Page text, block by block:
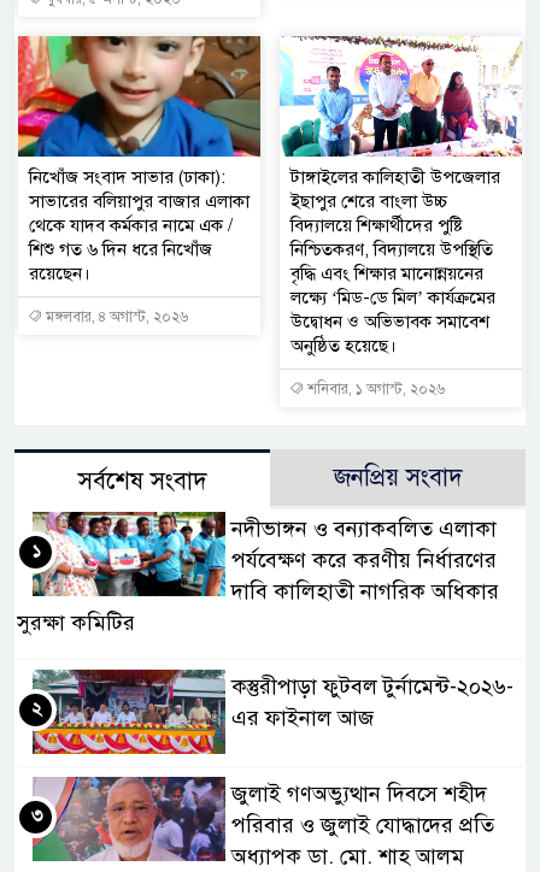
নিখোঁজ সংবাদ সাভার (ঢাকা):
সাভারের বলিয়াপুর বাজার এলাকা
থেকে যাদব কর্মকার নামে এক /
শিশু গত ৬ দিন ধরে নিখোঁজ
রয়েছেন।
মঙ্গলবার, ৪ অগাস্ট, ২০২৬
টাঙ্গাইলের কালিহাতী উপজেলার
ইছাপুর শেরে বাংলা উচ্চ
বিদ্যালয়ে শিক্ষার্থীদের পুষ্টি
নিশ্চিতকরণ, বিদ্যালয়ে উপস্থিতি
বৃদ্ধি এবং শিক্ষার মানোন্নয়নের
লক্ষ্যে ‘মিড-ডে মিল’ কার্যক্রমের
উদ্বোধন ও অভিভাবক সমাবেশ
অনুষ্ঠিত হয়েছে।
শনিবার, ১ অগাস্ট, ২০২৬
সর্বশেষ সংবাদ জনপ্রিয় সংবাদ
নদীভাঙ্গন ও বন্যাকবলিত এলাকা
পর্যবেক্ষণ করে করণীয় নির্ধারণের
দাবি কালিহাতী নাগরিক অধিকার
সুরক্ষা কমিটির
১
কস্তুরীপাড়া ফুটবল টুর্নামেন্ট-২০২৬-
এর ফাইনাল আজ
২
জুলাই গণঅভ্যুত্থান দিবসে শহীদ
পরিবার ও জুলাই যোদ্ধাদের প্রতি
অধ্যাপক ডা. মো. শাহ আলম
৩